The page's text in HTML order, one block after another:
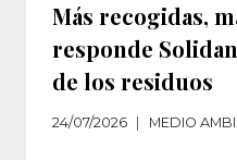
Más recogidas,
responde
de los residuos‌
24/07/2026 MEDIO